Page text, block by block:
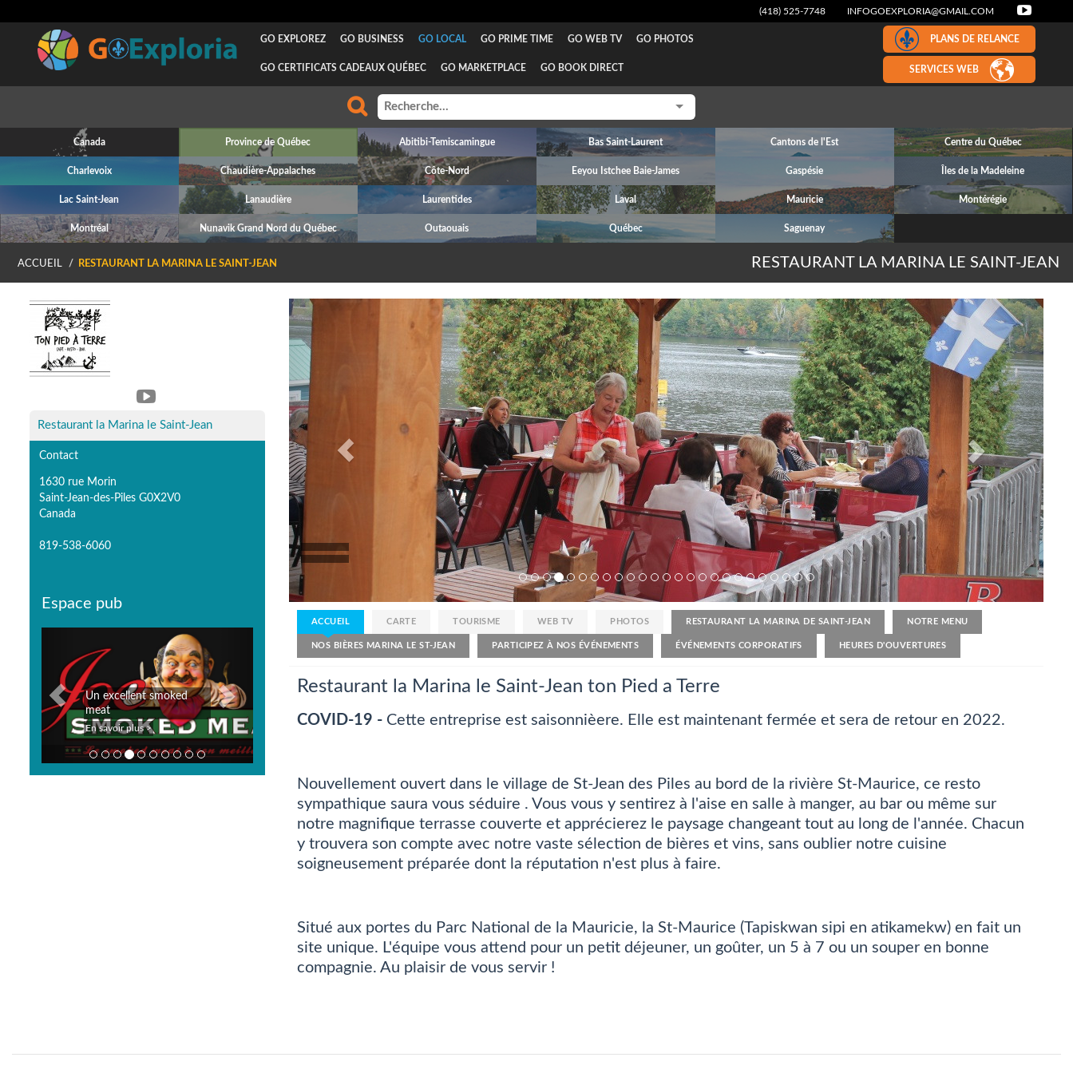
(418) 525-7748 INFOGOEXPLORIA@GMAIL.COM
GO EXPLOREZ GO BUSINESS GO LOCAL GO PRIME TIME GO WEB TV GO PHOTOS
GO CERTIFICATS CADEAUX QUÉBEC GO MARKETPLACE GO BOOK DIRECT
PLANS DE RELANCE
SERVICES WEB
Canada Province de Québec Abitibi-Temiscamingue Bas Saint-Laurent Cantons de l'Est Centre du Québec
Charlevoix Chaudière-Appalaches Côte-Nord Eeyou Istchee Baie-James Gaspésie Îles de la Madeleine
Lac Saint-Jean Lanaudière Laurentides Laval Mauricie Montérégie
Montréal Nunavik Grand Nord du Québec Outaouais Québec Saguenay
RESTAURANT LA MARINA LE SAINT-JEAN
ACCUEIL RESTAURANT LA MARINA LE SAINT-JEAN
Restaurant la Marina le Saint-Jean
Contact
1630 rue Morin
Saint-Jean-des-Piles G0X2V0
Canada
819-538-6060
Espace pub
Poissonnerie Marché des
3 fumoirs
En savoir plus >
Previous Next
ACCUEIL CARTE TOURISME WEB TV PHOTOS RESTAURANT LA MARINA DE SAINT-JEAN NOTRE MENU
NOS BIÈRES MARINA LE ST-JEAN PARTICIPEZ À NOS ÉVÉNEMENTS ÉVÉNEMENTS CORPORATIFS HEURES D'OUVERTURES
Restaurant la Marina le Saint-Jean ton Pied a Terre
COVID-19 - Cette entreprise est saisonnièere. Elle est maintenant fermée et sera de retour en 2022.
Nouvellement ouvert dans le village de St-Jean des Piles au bord de la rivière St-Maurice, ce resto
sympathique saura vous séduire . Vous vous y sentirez à l'aise en salle à manger, au bar ou même sur
notre magnifique terrasse couverte et apprécierez le paysage changeant tout au long de l'année. Chacun
y trouvera son compte avec notre vaste sélection de bières et vins, sans oublier notre cuisine
soigneusement préparée dont la réputation n'est plus à faire.
Situé aux portes du Parc National de la Mauricie, la St-Maurice (Tapiskwan sipi en atikamekw) en fait un
site unique. L'équipe vous attend pour un petit déjeuner, un goûter, un 5 à 7 ou un souper en bonne
compagnie. Au plaisir de vous servir !